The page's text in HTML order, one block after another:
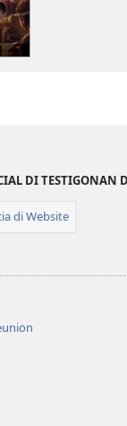
DI TESTIGONAN
di Website